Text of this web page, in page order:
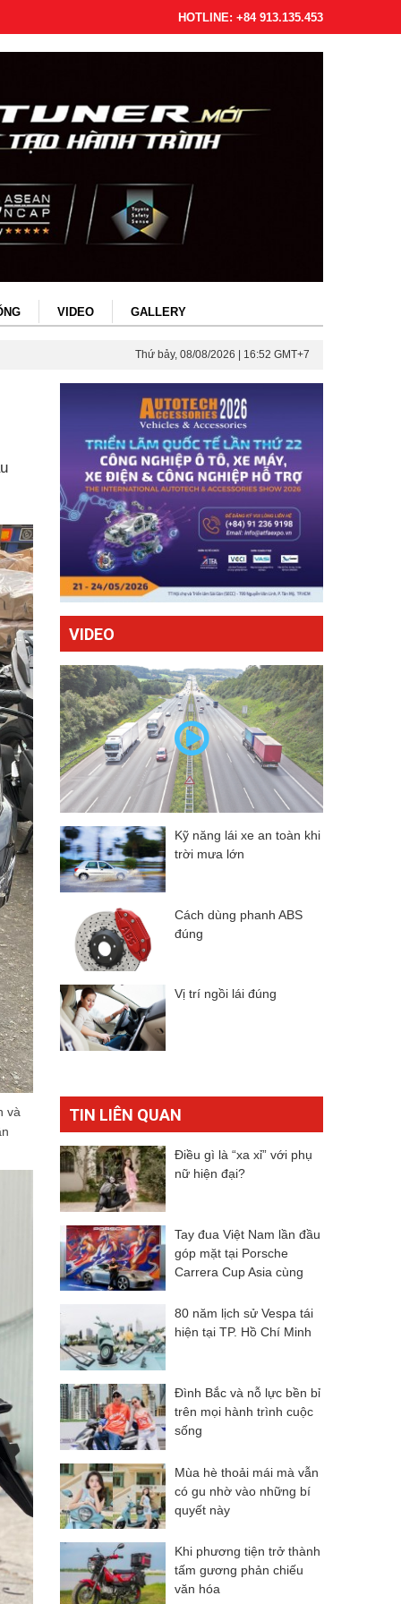
HOTLINE: +84 913.135.453
VIDEO GALLERY
Thứ bảy, 08/08/2026 | 16:52 GMT+7
và
VIDEO
Kỹ năng lái xe an toàn khi
trời mưa lớn
Cách dùng phanh ABS
đúng
Vị trí ngồi lái đúng
TIN LIÊN QUAN
Điều gì là “xa xỉ” với phụ
nữ hiện đại?
Tay đua Việt Nam lần đầu
góp mặt tại Porsche
Carrera Cup Asia cùng
80 năm lịch sử Vespa tái
hiện tại TP. Hồ Chí Minh
Đình Bắc và nỗ lực bền bỉ
trên mọi hành trình cuộc
sống
Mùa hè thoải mái mà vẫn
có gu nhờ vào những bí
quyết này
Khi phương tiện trở thành
tấm gương phản chiếu
văn hóa